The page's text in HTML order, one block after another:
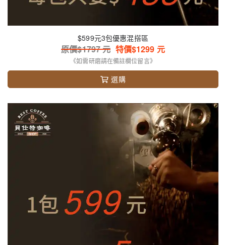
$599元3包優惠混搭區
原價$1797元 特價$1299 元
《如需研磨請在備註欄位留言》
選購